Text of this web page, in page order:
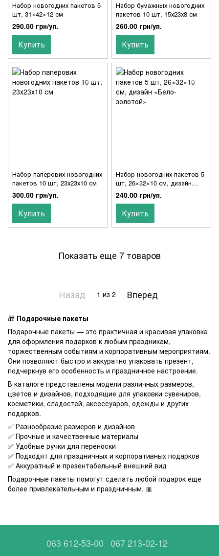
Набор новогодних пакетов 5
шт, 31×42×12 см
290.00 грн/уп.
Купить
Набор бумажных новогодних
пакетов 10 шт, 15х23х8 см
260.00 грн/уп.
Купить
Набор паперових новогодних
пакетов 10 шт, 23х23х10 см
300.00 грн/уп.
Купить
Набор новогодних пакетов 5
шт, 26×32×10 см, дизайн
«Бело-золотой»
240.00 грн/уп.
Купить
Показать еще 7 товаров
Назад 1 из 2 Вперед
🎁 Подарочные пакеты
Подарочные пакеты — это практичная и красивая упаковка
для оформления подарков к любым праздникам,
торжественным событиям и корпоративным мероприятиям.
Они позволяют быстро и аккуратно упаковать презент,
подчеркнув его особенность и праздничное настроение.
В каталоге представлены модели различных размеров,
цветов и дизайнов, подходящие для упаковки сувениров,
косметики, сладостей, аксессуаров, одежды и других
подарков.
✅ Разнообразие размеров и дизайнов
✅ Прочные и качественные материалы
✅ Удобные ручки для переноски
✅ Подходят для праздничных и корпоративных подарков
✅ Аккуратный и презентабельный внешний вид
Подарочные пакеты помогут сделать любой подарок еще
более привлекательным и праздничным. 🎀
063 612-53-00 067 213-02-12